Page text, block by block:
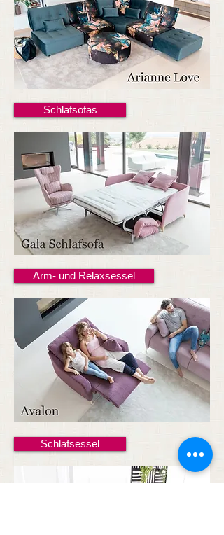
Schlafsofas
Arm- und Relaxsessel
Schlafsessel